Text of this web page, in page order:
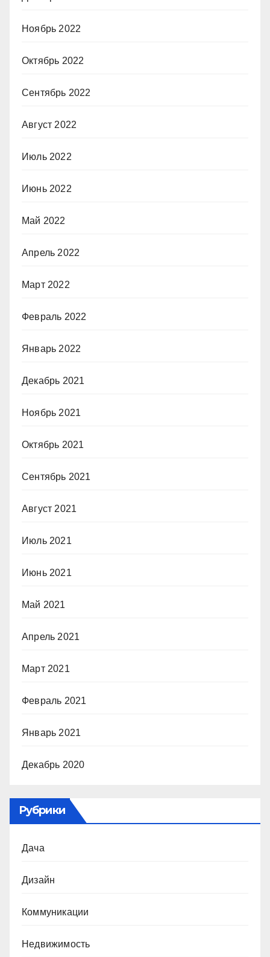
Ноябрь 2022
Октябрь 2022
Сентябрь 2022
Август 2022
Июль 2022
Июнь 2022
Май 2022
Апрель 2022
Март 2022
Февраль 2022
Январь 2022
Декабрь 2021
Ноябрь 2021
Октябрь 2021
Сентябрь 2021
Август 2021
Июль 2021
Июнь 2021
Май 2021
Апрель 2021
Март 2021
Февраль 2021
Январь 2021
Декабрь 2020
Рубрики
Дача
Дизайн
Коммуникации
Недвижимость